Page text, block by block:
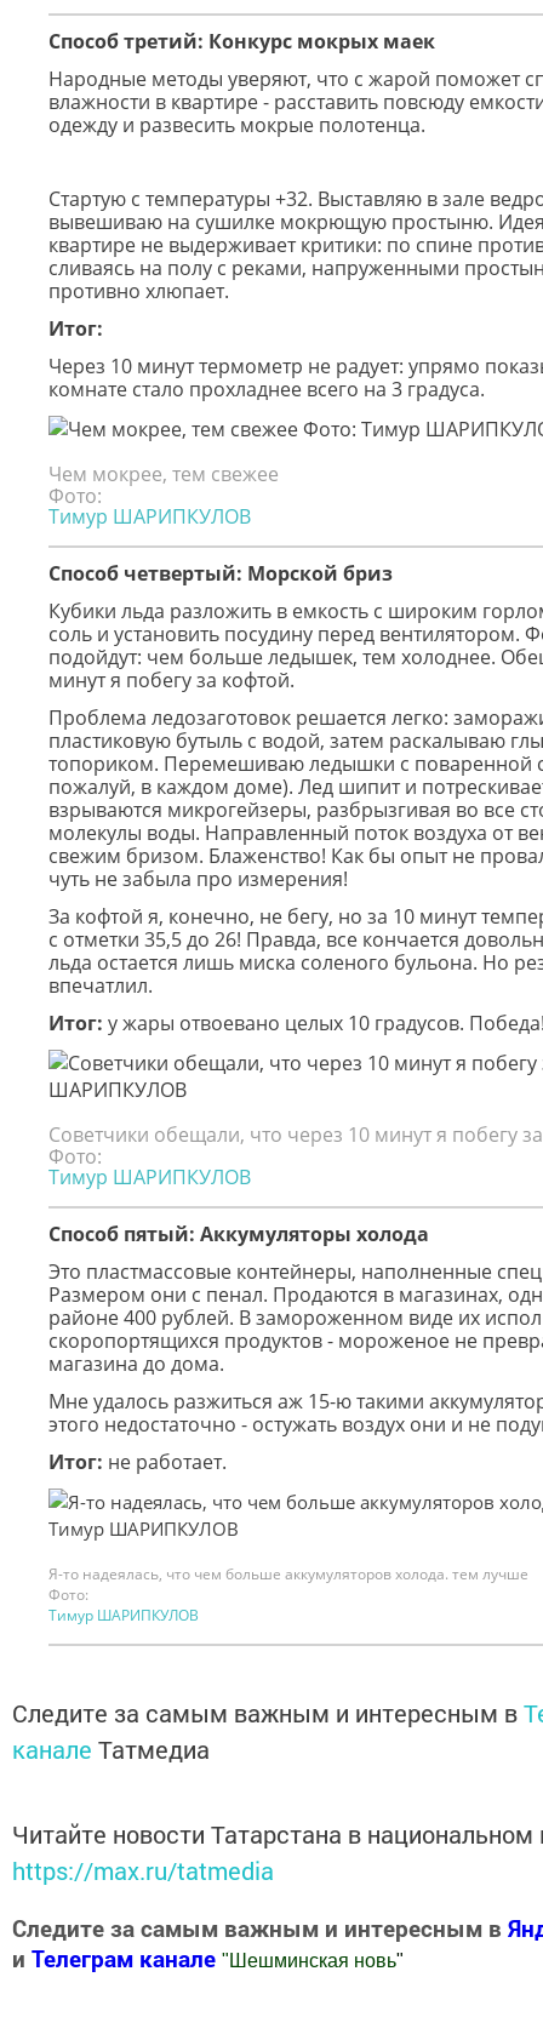
Способ третий: Конкурс мокрых маек
Народные методы уверяют, что с жарой поможет
влажности в квартире - расставить повсюду
одежду и развесить мокрые полотенца.
Стартую с температуры +32. Выставляю в зале
вывешиваю на сушилке мокрющую простыню.
квартире не выдерживает критики: по спине
сливаясь на полу с реками, напруженными
противно хлюпает.
Итог:
Через 10 минут термометр не радует: упрямо
комнате стало прохладнее всего на 3 градуса.
Чем мокрее, тем свежее
Фото:
Тимур ШАРИПКУЛОВ
Способ четвертый: Морской бриз
Кубики льда разложить в емкость с широким
соль и установить посудину перед вентилятором.
подойдут: чем больше ледышек, тем холоднее.
минут я побегу за кофтой.
Проблема ледозаготовок решается легко:
пластиковую бутыль с водой, затем раскалываю
топориком. Перемешиваю ледышки с поваренной
пожалуй, в каждом доме). Лед шипит и
взрываются микрогейзеры, разбрызгивая во все
молекулы воды. Направленный поток воздуха от
свежим бризом. Блаженство! Как бы опыт не
чуть не забыла про измерения!
За кофтой я, конечно, не бегу, но за 10 минут
с отметки 35,5 до 26! Правда, все кончается
льда остается лишь миска соленого бульона. Но
впечатлил.
Итог: у жары отвоевано целых 10 градусов.
Советчики обещали, что через 10 минут я побегу
Фото:
Тимур ШАРИПКУЛОВ
Способ пятый: Аккумуляторы холода
Это пластмассовые контейнеры, наполненные
Размером они с пенал. Продаются в магазинах,
районе 400 рублей. В замороженном виде их
скоропортящихся продуктов - мороженое не
магазина до дома.
Мне удалось разжиться аж 15-ю такими
этого недостаточно - остужать воздух они и не
Итог: не работает.
Я-то надеялась, что чем больше аккумуляторов холода. тем лучше
Фото:
Тимур ШАРИПКУЛОВ
Следите за самым важным и интересным в
канале Татмедиа
Читайте новости Татарстана в
https://max.ru/tatmedia
Следите за самым важным и интересным в
и Телеграм канале "Шешминская новь"